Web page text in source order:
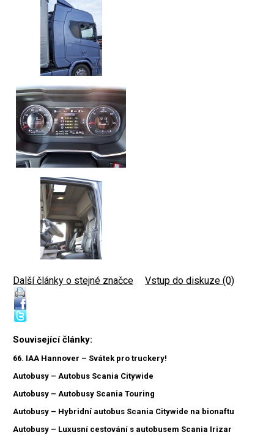
Další články o stejné značce Vstup do diskuze (0)
Související články:
66. IAA Hannover – Svátek pro truckery!
Autobusy – Autobus Scania Citywide
Autobusy – Autobusy Scania Touring
Autobusy – Hybridní autobus Scania Citywide na bionaftu
Autobusy – Luxusní cestování s autobusem Scania Irizar